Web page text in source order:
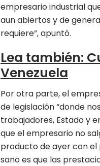
empresario industrial
aun abiertos y de
requiere”, apuntó.
Lea también:
Venezuela
Por otra parte, el
de legislación “donde
trabajadores, Estado y
que el empresario no
producto de ayer con el
sano es que las